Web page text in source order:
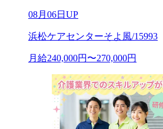
08月06日UP
浜松ケアセンターそよ風/15993
月給240,000円〜270,000円